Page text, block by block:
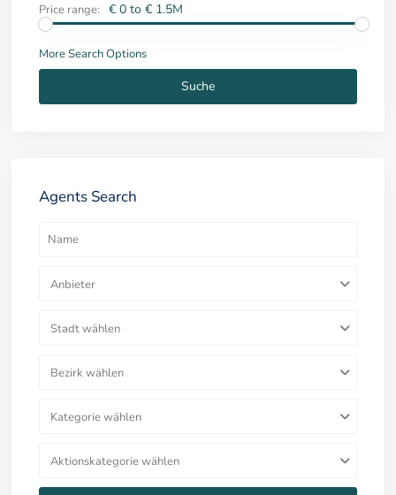
Price range: € 0 to € 1.5M
More Search Options
Suche
Agents Search
Anbieter
Stadt wählen
Bezirk wählen
Kategorie wählen
Aktionskategorie wählen